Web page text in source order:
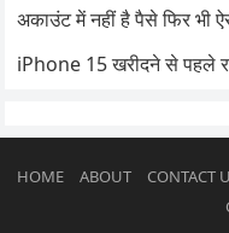
अकाउंट में नहीं है पैसे फिर
iPhone 15 खरीदने से पहले
HOME ABOUT CONTACT